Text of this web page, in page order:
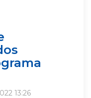
13:26